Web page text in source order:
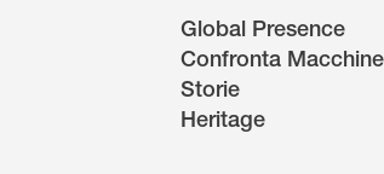
Global Presence
Confronta Macchine
Storie
Heritage